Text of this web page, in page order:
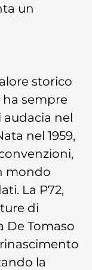
un
storico
ha sempre
nel
nel 1959,
mondo
La P72,
di
De Tomaso
la